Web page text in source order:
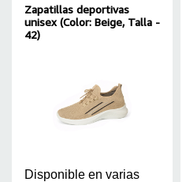
Zapatillas deportivas
unisex (Color: Beige, Talla -
42)
Disponible en varias